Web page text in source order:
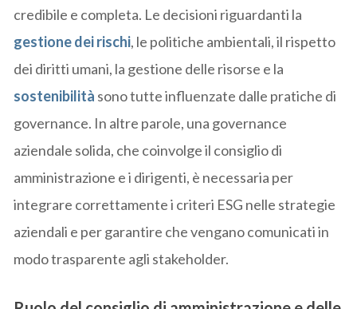
credibile e completa. Le decisioni riguardanti la
gestione dei rischi, le politiche ambientali, il rispetto
dei diritti umani, la gestione delle risorse e la
sostenibilità sono tutte influenzate dalle pratiche di
governance. In altre parole, una governance
aziendale solida, che coinvolge il consiglio di
amministrazione e i dirigenti, è necessaria per
integrare correttamente i criteri ESG nelle strategie
aziendali e per garantire che vengano comunicati in
modo trasparente agli stakeholder.